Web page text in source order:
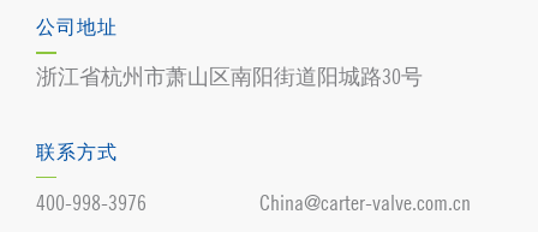
公司地址
浙江省杭州市萧山区南阳街道阳城路30号
联系方式
400-998-3976 China@carter-valve.com.cn